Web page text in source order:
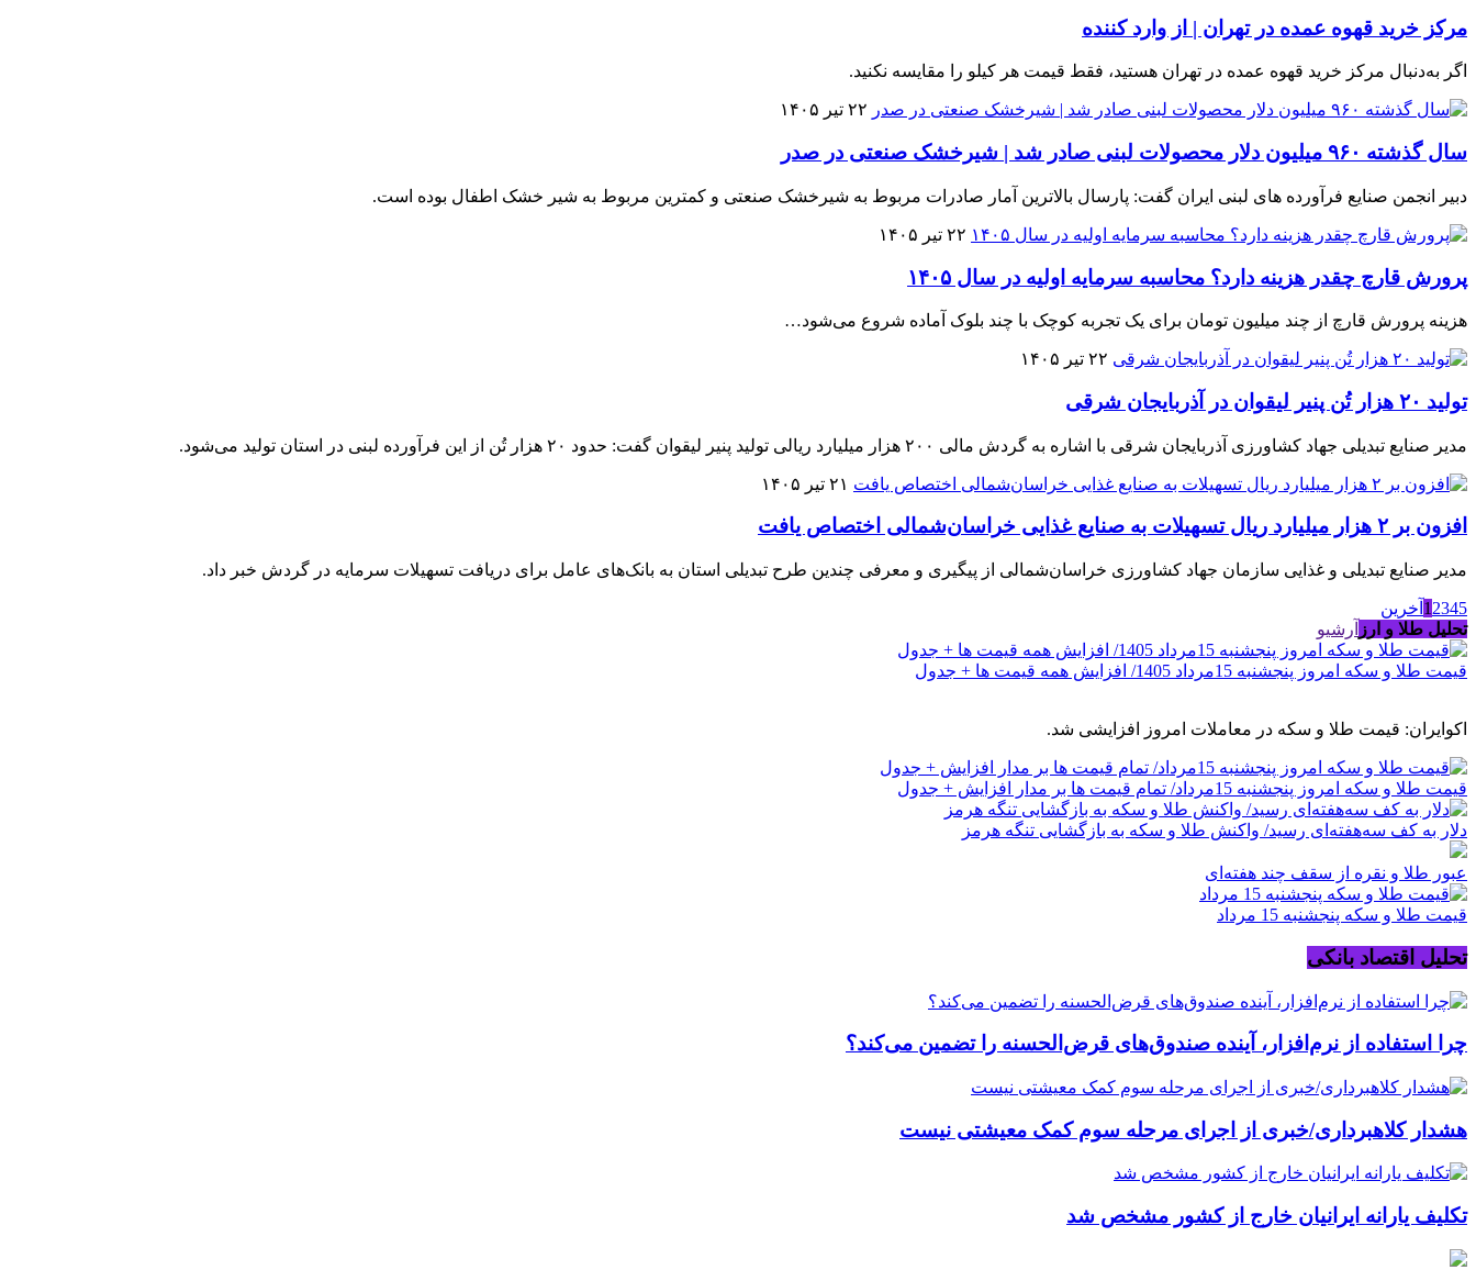
مرکز خرید قهوه عمده در تهران | از وارد کننده
اگر به‌دنبال مرکز خرید قهوه عمده در تهران هستید، فقط قیمت هر کیلو را مقایسه نکنید.
۲۲ تیر ۱۴۰۵
سال گذشته ۹۶۰ میلیون دلار محصولات لبنی صادر شد | شیرخشک صنعتی در صدر
دبیر انجمن صنایع فرآورده های لبنی ایران گفت: پارسال بالاترین آمار صادرات مربوط به شیرخشک صنعتی و کمترین مربوط به شیر خشک اطفال بوده است.
۲۲ تیر ۱۴۰۵
پرورش قارچ چقدر هزینه دارد؟ محاسبه سرمایه اولیه در سال ۱۴۰۵
هزینه پرورش قارچ از چند میلیون تومان برای یک تجربه کوچک با چند بلوک آماده شروع می‌شود…
۲۲ تیر ۱۴۰۵
تولید ۲۰ هزار تُن پنیر لیقوان در آذربایجان شرقی
مدیر صنایع تبدیلی جهاد کشاورزی آذربایجان شرقی با اشاره به گردش مالی ۲۰۰ هزار میلیارد ریالی تولید پنیر لیقوان گفت: حدود ۲۰ هزار تُن از این فرآورده لبنی در استان تولید می‌شود.
۲۱ تیر ۱۴۰۵
افزون بر ۲ هزار میلیارد ریال تسهیلات به صنایع غذایی خراسان‌شمالی اختصاص یافت
مدیر صنایع تبدیلی و غذایی سازمان جهاد کشاورزی خراسان‌شمالی از پیگیری و معرفی چندین طرح تبدیلی استان به بانک‌های عامل برای دریافت تسهیلات سرمایه در گردش خبر داد.
1 2345
آخرین
تحلیل طلا و ارز آرشیو
قیمت طلا و سکه امروز پنجشنبه 15مرداد 1405/ افزایش همه قیمت ها + جدول
اکوایران: قیمت طلا و سکه در معاملات امروز افزایشی شد.
قیمت طلا و سکه امروز پنجشنبه 15مرداد/ تمام قیمت ها بر مدار افزایش + جدول
دلار به کف سه‌هفته‌ای رسید/ واکنش طلا و سکه به بازگشایی تنگه هرمز
عبور طلا و نقره از سقف چند هفته‌ای
قیمت طلا و سکه پنجشنبه 15 مرداد
تحلیل اقتصاد بانکی
چرا استفاده از نرم‌افزار، آینده صندوق‌های قرض‌الحسنه را تضمین می‌کند؟
هشدار کلاهبرداری/خبری از اجرای مرحله سوم کمک معیشتی نیست
تکلیف یارانه ایرانیان خارج از کشور مشخص شد